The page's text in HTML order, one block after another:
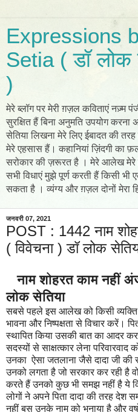
Expressions
Setia ( डॉ
)
मेरे ब्लॉग पर मेरी ग़ज़ल कविताएं नज़्म
सुरक्षित हैं बिना अनुमति उपयोग
सेतिया लिखना मेरे लिए ईबादत की
मेरे एहसास हैं। कहानियां ज़िंदगी का
सरोकार की ज़रूरत है । मेरे आलेख मेरे
सभी विधाएं मुझे पूर्ण करती हैं किसी भी
सकता है । व्यंग्य और ग़ज़ल दोनों मेरा
जनवरी 07, 2021
POST : 1442 नाम
( विवेचना ) डॉ लोक
नाम शोहरत काम नहीं
लोक सेतिया
सबसे पहले इस आलेख को किसी व्यक्ति
भावना और निष्पक्षता से विचार करें।
स्थापित किया उसकी बात का आदर
सदस्यों से साक्षत्कार लेना परिवारवाद
उनका ऐसा जतलाना जैसे दादा जी की
उनको लगता है जो सरकार कर रही है
करते हैं उनको कुछ भी समझ नहीं है ये
लोगों ने अपने पिता दादा की तरह देश
नहीं बस उनके नाम को भुनाया है और